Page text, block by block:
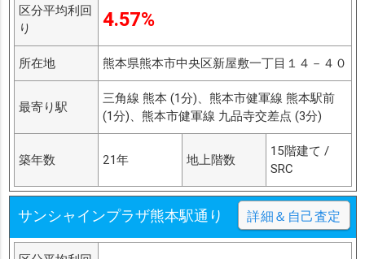
区分平均利回
り
4.57%
所在地 熊本県熊本市中央区新屋敷一丁目１４－４０
最寄り駅
三角線 熊本 (1分)、熊本市健軍線 熊本駅前
(1分)、熊本市健軍線 九品寺交差点 (3分)
築年数 21年 地上階数
15階建て /
SRC
サンシャインプラザ熊本駅通り 詳細＆自己査定